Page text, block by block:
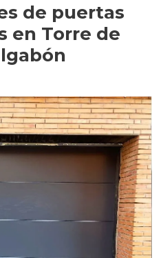
de puertas
en Torre de